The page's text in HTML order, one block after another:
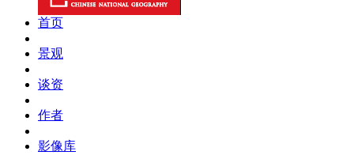
首页
景观
谈资
作者
影像库